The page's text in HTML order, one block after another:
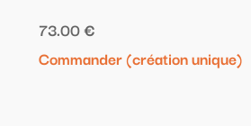
73.00 €
Commander (création unique)